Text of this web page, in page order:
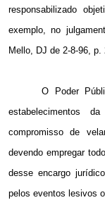
responsabilizado
exemplo, no
Mello, DJ de 2-8-96, p.
O Poder
estabelecimentos
compromisso de
devendo empregar
desse encargo
pelos eventos lesivos